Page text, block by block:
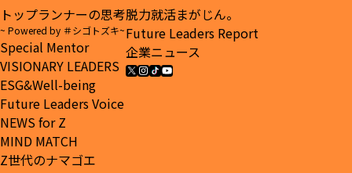
トップランナーの思考
~ Powered by ＃シゴトズキ~
Special Mentor
VISIONARY LEADERS
ESG&Well-being
Future Leaders Voice
NEWS for Z
MIND MATCH
Z世代のナマゴエ
脱力就活まがじん。
Future Leaders Report
企業ニュース